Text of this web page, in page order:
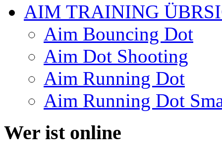
AIM TRAINING
Aim Bouncing Dot
Aim Dot Shooting
Aim Running Dot
Aim Running Dot
Wer ist online